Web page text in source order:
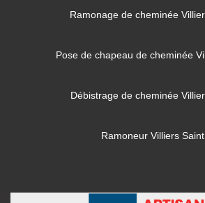
Ramonage de cheminée
Pose de chapeau de cheminée
Débistrage de cheminée
Ramoneur Villiers